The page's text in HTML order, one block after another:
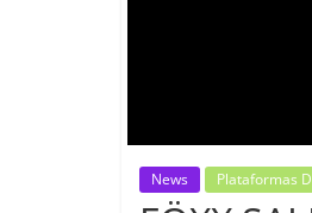
News Plataformas